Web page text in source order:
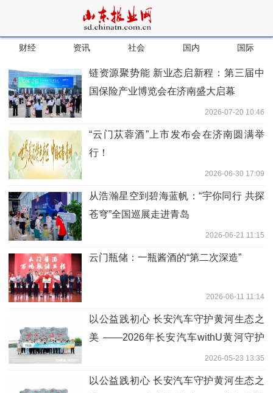
财经 资讯 社会 国内 国际
链资源聚势能 新业态启新程：第三届中
国保险产业博览会在济南盛大启幕
2026-07-20 10:46
“云门苁蓉酒”上市发布会在济南圆满举
行！
2026-06-30 17:09
从浩瀚星空到碧海蓝帆：“宇你同行 共探
苍穹”全国巡展走进青岛
2026-06-21 11:15
云门瓶储：一瓶酱酒的“第二次深造”
2026-06-11 11:14
以公益践初心 长安汽车守护黄河生态之
美 ——2026年长安汽车withU黄河守护
2026-05-23 13:35
以公益践初心 长安汽车守护黄河生态之